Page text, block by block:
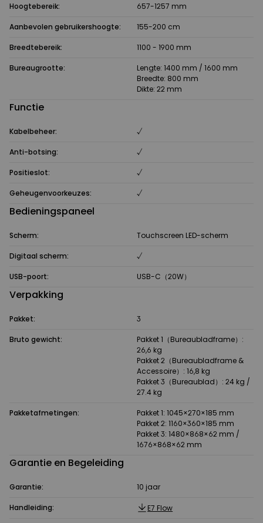
Hoogtebereik: 657-1257 mm
Aanbevolen gebruikershoogte: 155-200 cm
Breedtebereik: 1100 - 1900 mm
Bureaugrootte:
Lengte: 1400 mm / 1600 mm
Breedte: 800 mm
Dikte: 22 mm
Functie
Kabelbeheer: √
Anti-botsing: √
Positieslot: √
Geheugenvoorkeuzes: √
Bedieningspaneel
Scherm: Touchscreen LED-scherm
Digitaal scherm: √
USB-poort: USB-C（20W）
Verpakking
Pakket: 3
Bruto gewicht:
Pakket 1（Bureaubladframe）:
26,6 kg
Pakket 2（Bureaubladframe &
Accessoire）: 16,8 kg
Pakket 3（Bureaublad）: 24 kg /
27.4 kg
Pakketafmetingen:
Pakket 1: 1045×270×185 mm
Pakket 2: 1160×360×185 mm
Pakket 3: 1480×868×62 mm /
1676×868×62 mm
Garantie en Begeleiding
Garantie: 10 jaar
Handleiding: E7 Flow